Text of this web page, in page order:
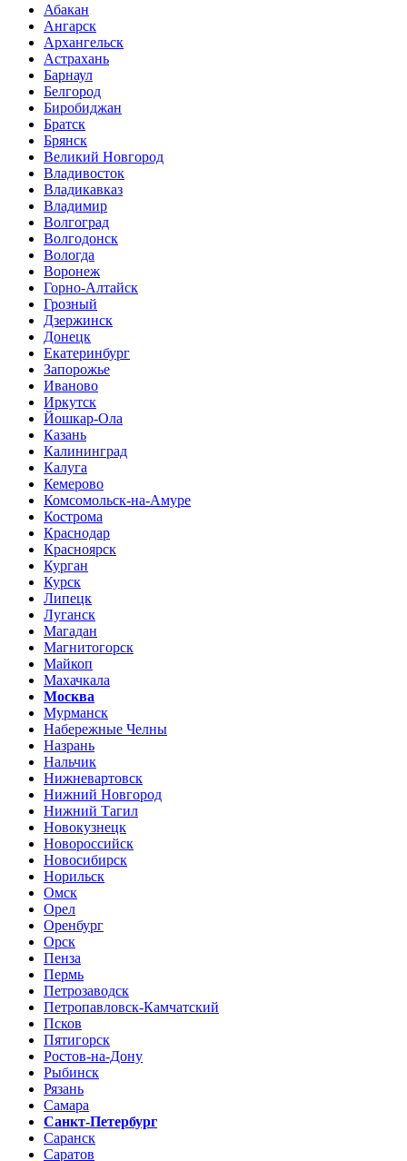
Абакан
Ангарск
Архангельск
Астрахань
Барнаул
Белгород
Биробиджан
Братск
Брянск
Великий Новгород
Владивосток
Владикавказ
Владимир
Волгоград
Волгодонск
Вологда
Воронеж
Горно-Алтайск
Грозный
Дзержинск
Донецк
Екатеринбург
Запорожье
Иваново
Иркутск
Йошкар-Ола
Казань
Калининград
Калуга
Кемерово
Комсомольск-на-Амуре
Кострома
Краснодар
Красноярск
Курган
Курск
Липецк
Луганск
Магадан
Магнитогорск
Майкоп
Махачкала
Москва
Мурманск
Набережные Челны
Назрань
Нальчик
Нижневартовск
Нижний Новгород
Нижний Тагил
Новокузнецк
Новороссийск
Новосибирск
Норильск
Омск
Орел
Оренбург
Орск
Пенза
Пермь
Петрозаводск
Петропавловск-Камчатский
Псков
Пятигорск
Ростов-на-Дону
Рыбинск
Рязань
Самара
Санкт-Петербург
Саранск
Саратов